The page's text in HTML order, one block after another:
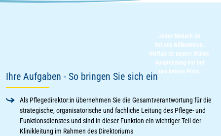
Jeder Mensch ist
bei uns willkommen.
Vielfalt ist unsere Stärke.
Ausgrenzung hat bei
uns keinen Platz.
Ihre Aufgaben - So bringen Sie sich ein
Als Pflegedirektor:in übernehmen Sie die Gesamtverantwortung für die
strategische, organisatorische und fachliche Leitung des Pflege- und
Funktionsdienstes und sind in dieser Funktion ein wichtiger Teil der
Klinikleitung im Rahmen des Direktoriums